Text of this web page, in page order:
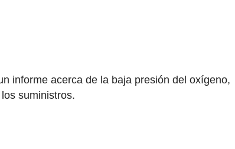
informe acerca de la baja presión del oxígeno,
suministros.